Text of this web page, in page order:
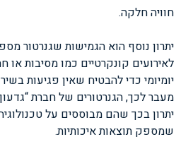
חוויה חלקה.
יתרון נוסף הוא הגמישות שגנרטור
לאירועים קונקרטיים כמו מסיבות או
יומיומי כדי להבטיח שאין פגיעות
מעבר לכך, הגנרטורים של חברת
יתרון בכך שהם מבוססים על
שמספק תוצאות איכותיות.